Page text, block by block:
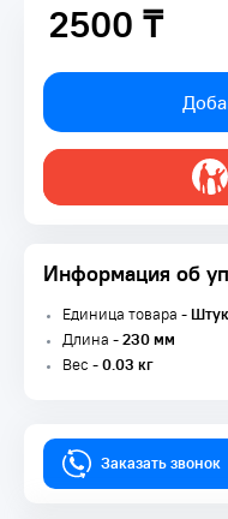
2500 ₸
2500 ₸
Информация об
Единица товара -
Длина -230 мм
Вес -0.03 кг
Заказать звонок